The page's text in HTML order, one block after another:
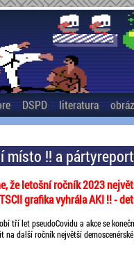
DSPD literatura
místo !! a
že letošní ročník 2023
grafika vyhrála AKI !! -
tří let pseudoCovidu a akce se
na další ročník největší